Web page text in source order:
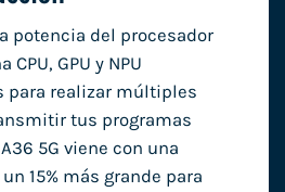
potencia del procesador
GPU y NPU
para realizar múltiples
tus programas
5G viene con una
15% más grande para